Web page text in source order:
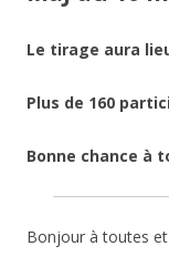
Le tirage aura
Plus de 160
Bonne chance à
Bonjour à toutes